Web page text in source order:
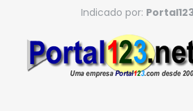
Indicado por: